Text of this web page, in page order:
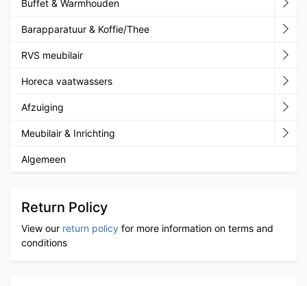
Buffet & Warmhouden
Barapparatuur & Koffie/Thee
RVS meubilair
Horeca vaatwassers
Afzuiging
Meubilair & Inrichting
Algemeen
Return Policy
View our return policy for more information on terms and
conditions